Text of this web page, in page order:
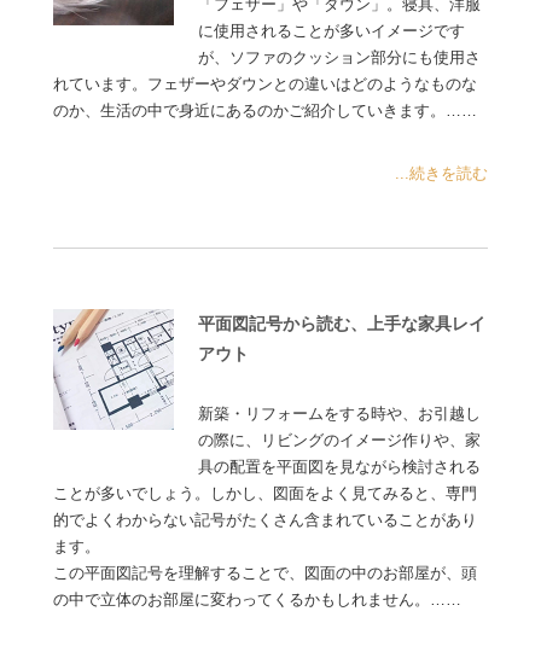
「フェザー」や「ダウン」。寝具、洋服
に使用されることが多いイメージです
が、ソファのクッション部分にも使用さ
れています。フェザーやダウンとの違いはどのようなものな
のか、生活の中で身近にあるのかご紹介していきます。……
...続きを読む
平面図記号から読む、上手な家具レイ
アウト
新築・リフォームをする時や、お引越し
の際に、リビングのイメージ作りや、家
具の配置を平面図を見ながら検討される
ことが多いでしょう。しかし、図面をよく見てみると、専門
的でよくわからない記号がたくさん含まれていることがあり
ます。
この平面図記号を理解することで、図面の中のお部屋が、頭
の中で立体のお部屋に変わってくるかもしれません。……